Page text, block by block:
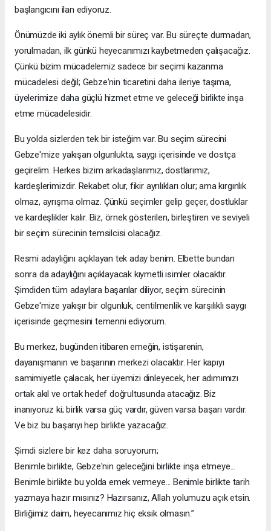
başlangıcını ilan ediyoruz.
Önümüzde iki aylık önemli bir süreç var. Bu süreçte durmadan,
yorulmadan, ilk günkü heyecanımızı kaybetmeden çalışacağız.
Çünkü bizim mücadelemiz sadece bir seçimi kazanma
mücadelesi değil; Gebze'nin ticaretini daha ileriye taşıma,
üyelerimize daha güçlü hizmet etme ve geleceği birlikte inşa
etme mücadelesidir.
Bu yolda sizlerden tek bir isteğim var. Bu seçim sürecini
Gebze'mize yakışan olgunlukta, saygı içerisinde ve dostça
geçirelim. Herkes bizim arkadaşlarımız, dostlarımız,
kardeşlerimizdir. Rekabet olur, fikir ayrılıkları olur; ama kırgınlık
olmaz, ayrışma olmaz. Çünkü seçimler gelip geçer, dostluklar
ve kardeşlikler kalır. Biz, örnek gösterilen, birleştiren ve seviyeli
bir seçim sürecinin temsilcisi olacağız.
Resmi adaylığını açıklayan tek aday benim. Elbette bundan
sonra da adaylığını açıklayacak kıymetli isimler olacaktır.
Şimdiden tüm adaylara başarılar diliyor, seçim sürecinin
Gebze'mize yakışır bir olgunluk, centilmenlik ve karşılıklı saygı
içerisinde geçmesini temenni ediyorum.
Bu merkez, bugünden itibaren emeğin, istişarenin,
dayanışmanın ve başarının merkezi olacaktır. Her kapıyı
samimiyetle çalacak, her üyemizi dinleyecek, her adımımızı
ortak akıl ve ortak hedef doğrultusunda atacağız. Biz
inanıyoruz ki; birlik varsa güç vardır, güven varsa başarı vardır.
Ve biz bu başarıyı hep birlikte yazacağız.
Şimdi sizlere bir kez daha soruyorum;
Benimle birlikte, Gebze'nin geleceğini birlikte inşa etmeye...
Benimle birlikte bu yolda emek vermeye... Benimle birlikte tarih
yazmaya hazır mısınız? Hazırsanız, Allah yolumuzu açık etsin.
Birliğimiz daim, heyecanımız hiç eksik olmasın.”